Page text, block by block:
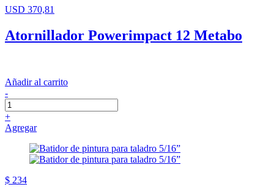
USD 370,81
Atornillador Powerimpact 12 Metabo
Añadir al carrito
-
+
Agregar
$ 234